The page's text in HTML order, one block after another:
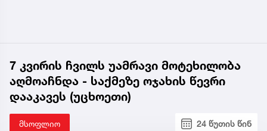
7 კვირის ჩვილს უამრავი მოტეხილობა
აღმოაჩნდა - საქმეზე ოჯახის წევრი
დააკავეს (უცხოეთი)
მსოფლიო 24 წუთის წინ